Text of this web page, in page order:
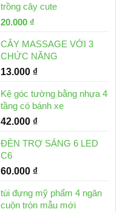
trồng cây cute
Giá
là:
30.000 ₫.
20.000 ₫
tại
là:
20.000 ₫.
CÂY MASSAGE VỚI 3
CHỨC NĂNG
13.000 ₫
Kệ góc tường bằng nhựa 4
tầng có bánh xe
42.000 ₫
ĐÈN TRỢ SÁNG 6 LED
C6
60.000 ₫
túi đựng mỹ phẩm 4 ngăn
cuộn tròn mẫu mới